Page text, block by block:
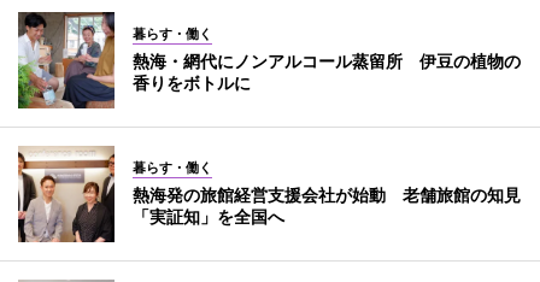
暮らす・働く
熱海・網代にノンアルコール蒸留所 伊豆の植物の
香りをボトルに
暮らす・働く
熱海発の旅館経営支援会社が始動 老舗旅館の知見
「実証知」を全国へ